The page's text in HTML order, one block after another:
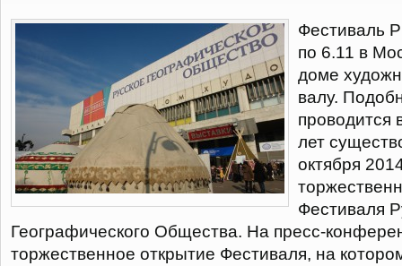
Фестиваль
по 6.11 в
доме
валу.
проводится
лет
октября
Фестиваля
Географического Общества. На пресс-
торжественное открытие Фестиваля, на